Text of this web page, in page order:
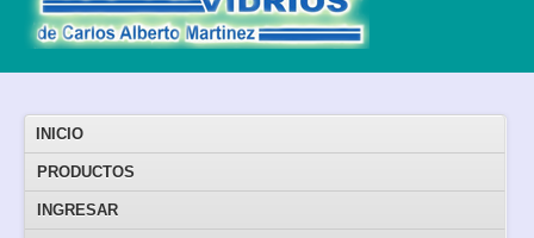
INICIO
PRODUCTOS
INGRESAR